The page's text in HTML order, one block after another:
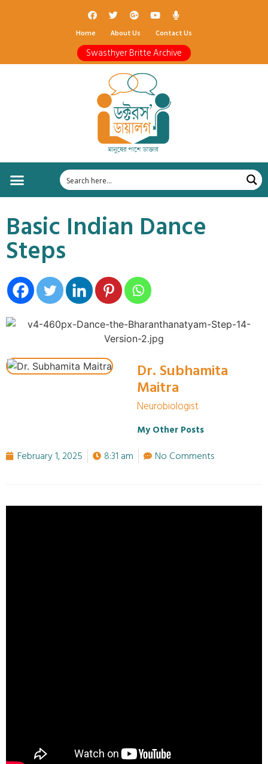
Home About Us Contact Us
Swasthyer Britte Archive
Basic Indian Dance
Steps
Dr. Subhamita
Maitra
Neurobiologist
My Other Posts
February 1, 2025 8:31 am No Comments